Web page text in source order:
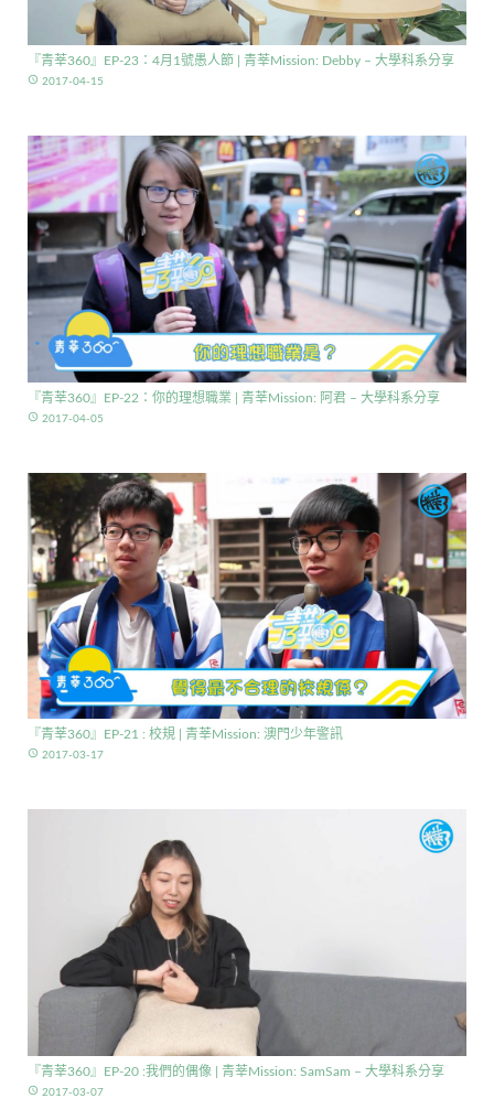
『青莘360』EP-23：4月1號愚人節 | 青莘Mission: Debby – 大學科系分享
access_time 2017-04-15
『青莘360』EP-22：你的理想職業 | 青莘Mission: 阿君 – 大學科系分享
access_time 2017-04-05
『青莘360』EP-21 : 校規 | 青莘Mission: 澳門少年警訊
access_time 2017-03-17
『青莘360』EP-20 :我們的偶像 | 青莘Mission: SamSam – 大學科系分享
access_time 2017-03-07